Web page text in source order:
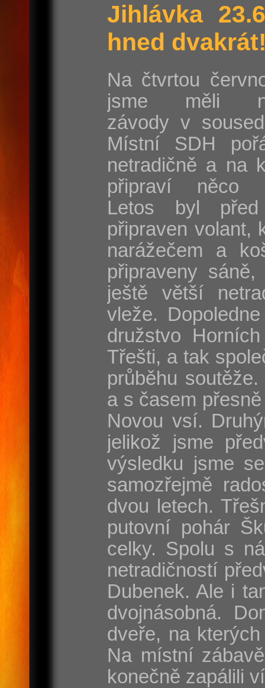
Jihlávka
hned
Na čtvrtou
jsme měli
závody v
Místní SDH
netradičně a na
připraví něco
Letos byl před
připraven volant,
narážečem a
připraveny
ještě větší
vleže.
družstvo
Třešti, a tak
průběhu
a s časem
Novou vsí.
jelikož jsme
výsledku jsme
samozřejmě
dvou letech.
putovní pohár
celky. Spolu s
netradičností
Dubenek. Ale i
dvojnásobná.
dveře, na
Na místní
konečně zapálili